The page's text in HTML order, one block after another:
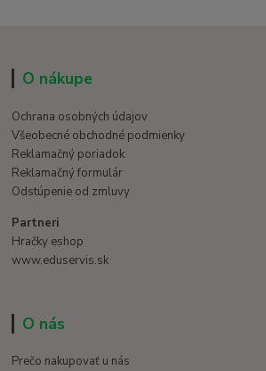
O nákupe
Ochrana osobných údajov
Všeobecné obchodné podmienky
Reklamačný poriadok
Reklamačný formulár
Odstúpenie od zmluvy
Partneri
Hračky eshop
www.eduservis.sk
O nás
Prečo nakupovať u nás